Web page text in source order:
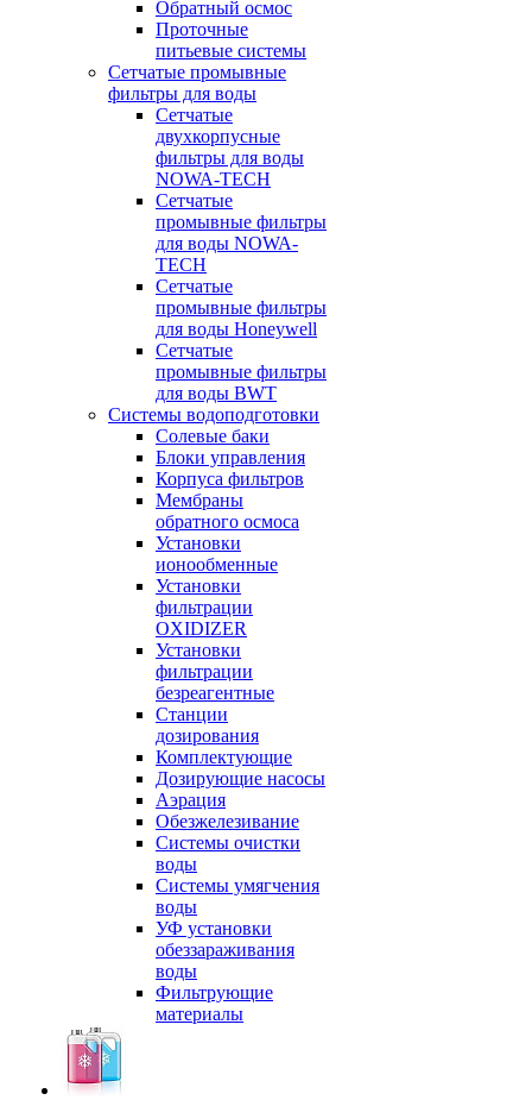
Обратный осмос
Проточные
питьевые системы
Сетчатые промывные
фильтры для воды
Сетчатые
двухкорпусные
фильтры для воды
NOWA-TECH
Сетчатые
промывные фильтры
для воды NOWA-
TECH
Сетчатые
промывные фильтры
для воды Honeywell
Сетчатые
промывные фильтры
для воды BWT
Системы водоподготовки
Солевые баки
Блоки управления
Корпуса фильтров
Мембраны
обратного осмоса
Установки
ионообменные
Установки
фильтрации
OXIDIZER
Установки
фильтрации
безреагентные
Станции
дозирования
Комплектующие
Дозирующие насосы
Аэрация
Обезжелезивание
Системы очистки
воды
Системы умягчения
воды
УФ установки
обеззараживания
воды
Фильтрующие
материалы